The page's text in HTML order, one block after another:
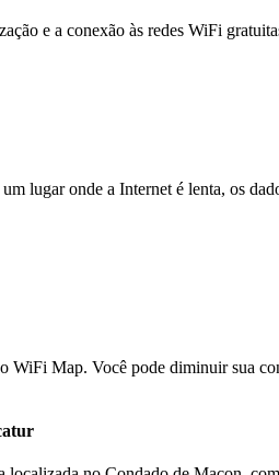
e a conexão às redes WiFi
lugar onde a Internet é lenta, os
WiFi Map. Você pode diminuir sua